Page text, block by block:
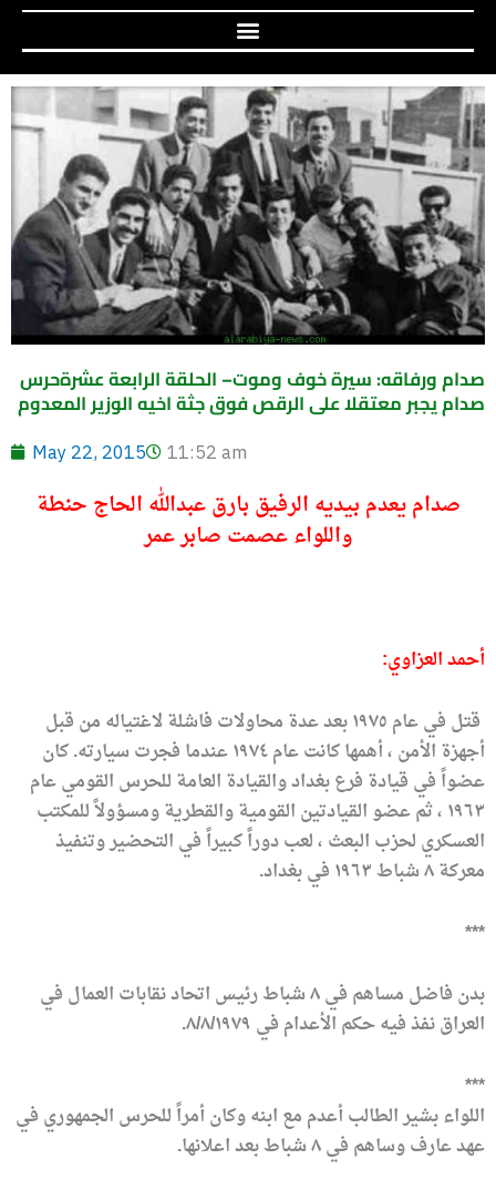
صدام ورفاقه: سيرة خوف وموت– الحلقة الرابعة عشرةحرس
صدام يجبر معتقلا على الرقص فوق جثة اخيه الوزير المعدوم
May 22, 2015 11:52 am
صدام يعدم بيديه الرفيق بارق عبدالله الحاج حنطة
واللواء عصمت صابر عمر
أحمد العزاوي:
قتل في عام ١٩٧٥ بعد عدة محاولات فاشلة لاغتياله من قبل
أجهزة الأمن ، أهمها كانت عام ١٩٧٤ عندما فجرت سيارته. كان
عضواً في قيادة فرع بغداد والقيادة العامة للحرس القومي عام
١٩٦٣ ، ثم عضو القيادتين القومية والقطرية ومسؤولاً للمكتب
العسكري لحزب البعث ، لعب دوراً كبيراً في التحضير وتنفيذ
معركة ٨ شباط ١٩٦٣ في بغداد.
***
بدن فاضل مساهم في ٨ شباط رئيس اتحاد نقابات العمال في
العراق نفذ فيه حكم الأعدام في ٨/٨/١٩٧٩.
***
اللواء بشير الطالب أعدم مع ابنه وكان أمراً للحرس الجمهوري في
عهد عارف وساهم في ٨ شباط بعد اعلانها.